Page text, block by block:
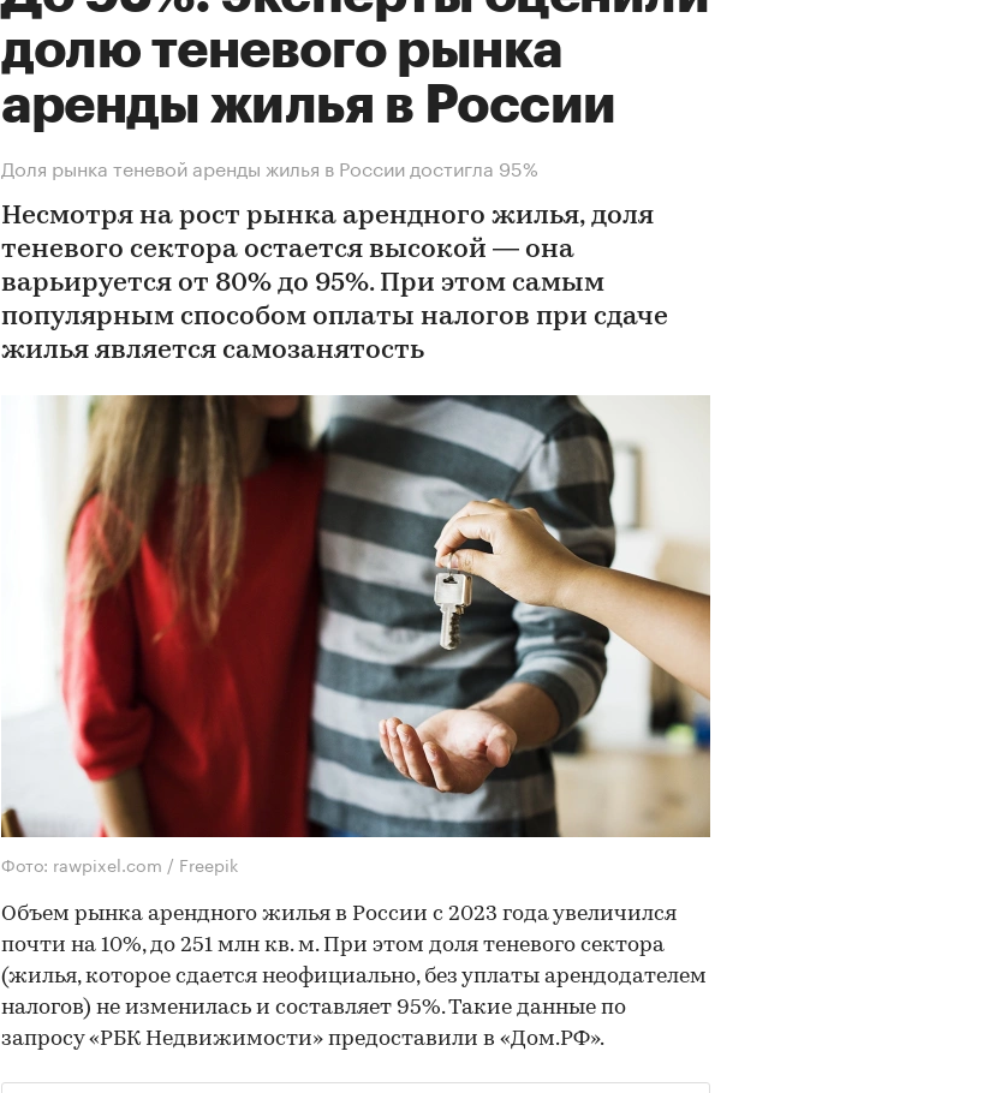
долю теневого рынка
аренды жилья в России
Доля рынка теневой аренды жилья в России достигла 95%
Несмотря на рост рынка арендного жилья, доля
теневого сектора остается высокой — она
варьируется от 80% до 95%. При этом самым
популярным способом оплаты налогов при сдаче
жилья является самозанятость
Фото: rawpixel.com / Freepik
Объем рынка арендного жилья в России с 2023 года увеличился
почти на 10%, до 251 млн кв. м. При этом доля теневого сектора
(жилья, которое сдается неофициально, без уплаты арендодателем
налогов) не изменилась и составляет 95%. Такие данные по
запросу «РБК Недвижимости» предоставили в «Дом.РФ».